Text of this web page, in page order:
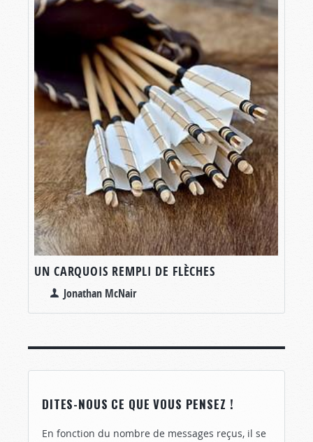
UN CARQUOIS REMPLI DE FLÈCHES
Jonathan McNair
DITES-NOUS CE QUE VOUS PENSEZ !
En fonction du nombre de messages reçus, il se